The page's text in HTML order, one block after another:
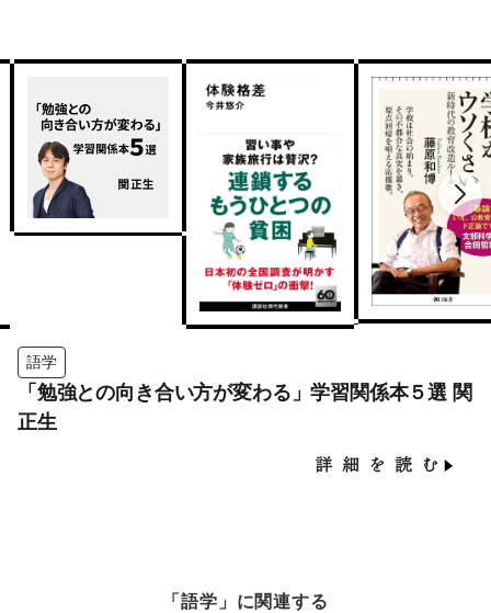
語学
「勉強との向き合い方が変わる」学習関係本５選 関
正生
「語学」に関連する